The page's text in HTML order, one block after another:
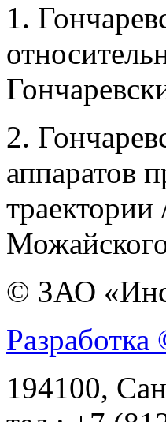
1.
2.
аппаратов
© ЗАО
194100,